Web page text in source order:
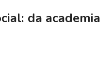
da academia